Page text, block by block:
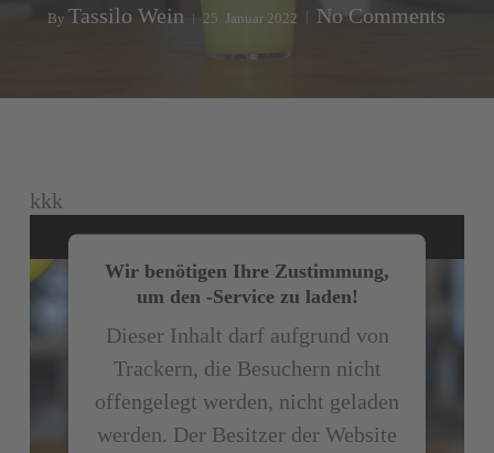
By Tassilo Wein 25. Januar 2022 No Comments
kkk
Wir benötigen Ihre Zustimmung,
um den -Service zu laden!
Dieser Inhalt darf aufgrund von
Trackern, die Besuchern nicht
offengelegt werden, nicht geladen
werden. Der Besitzer der Website